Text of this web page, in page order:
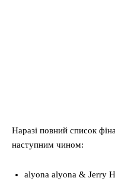
Наразі повний список
наступним чином:
alyona alyona & Jerry